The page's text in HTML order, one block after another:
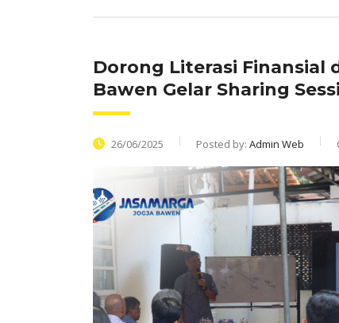
Dorong Literasi Finansial
Bawen Gelar Sharing
26/06/2025 Posted by: Admin Web